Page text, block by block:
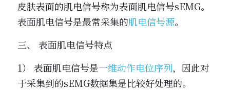
皮肤表面的肌电信号称为表面肌电信号sEMG。
表面肌电信号是最常采集的肌电信号源。
三、 表面肌电信号特点
1） 表面肌电信号是一维动作电位序列，因此对
于采集到的sEMG数据集是比较好处理的。